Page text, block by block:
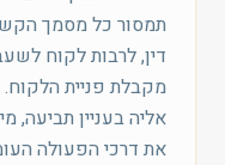
תמסור כל מסמך
מקבלת פניית
אליה בעניין תביעה,
את דרכי הפעולה